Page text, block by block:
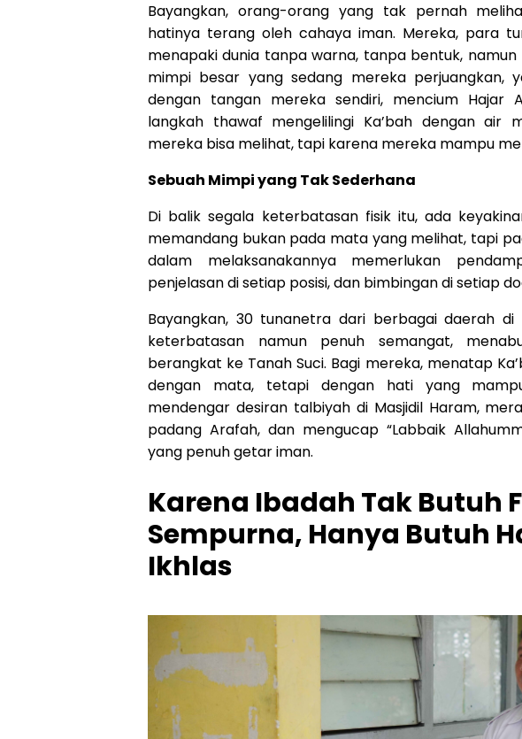
Bayangkan, orang-orang yang tak pernah
hatinya terang oleh cahaya iman. Mereka, para
menapaki dunia tanpa warna, tanpa bentuk, namun
mimpi besar yang sedang mereka perjuangkan,
dengan tangan mereka sendiri, mencium Hajar
langkah thawaf mengelilingi Ka’bah dengan air
mereka bisa melihat, tapi karena mereka mampu
Sebuah Mimpi yang Tak Sederhana
Di balik segala keterbatasan fisik itu, ada
memandang bukan pada mata yang melihat, tapi
dalam melaksanakannya memerlukan
penjelasan di setiap posisi, dan bimbingan di setiap
Bayangkan, 30 tunanetra dari berbagai daerah di
keterbatasan namun penuh semangat,
berangkat ke Tanah Suci. Bagi mereka, menatap
dengan mata, tetapi dengan hati yang
mendengar desiran talbiyah di Masjidil Haram,
padang Arafah, dan mengucap “Labbaik
yang penuh getar iman.
Karena Ibadah Tak Butuh
Sempurna, Hanya Butuh
Ikhlas